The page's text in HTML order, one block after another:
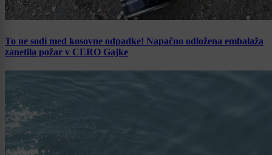
To ne sodi med kosovne odpadke! Napačno odložena embalaža
zanetila požar v CERO Gajke